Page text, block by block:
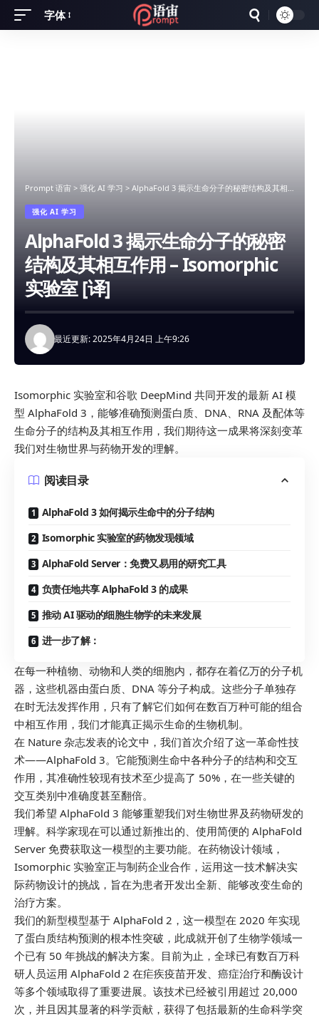
Font
字体
Prompt 语宙 > 强化 AI 学习 > AlphaFold 3 揭示生命分子的秘密结构及其相互作用 – Isomorphic 实验室 [译]
强化 AI 学习
AlphaFold 3 揭示生命分子的秘密
结构及其相互作用 – Isomorphic
实验室 [译]
最近更新: 2025年4月24日 上午9:26
Isomorphic 实验室和谷歌 DeepMind 共同开发的最新 AI 模
型 AlphaFold 3，能够准确预测蛋白质、DNA、RNA 及配体等
生命分子的结构及其相互作用，我们期待这一成果将深刻变革
我们对生物世界与药物开发的理解。
阅读目录
AlphaFold 3 如何揭示生命中的分子结构
Isomorphic 实验室的药物发现领域
AlphaFold Server：免费又易用的研究工具
负责任地共享 AlphaFold 3 的成果
推动 AI 驱动的细胞生物学的未来发展
进一步了解：
在每一种植物、动物和人类的细胞内，都存在着亿万的分子机
器，这些机器由蛋白质、DNA 等分子构成。这些分子单独存
在时无法发挥作用，只有了解它们如何在数百万种可能的组合
中相互作用，我们才能真正揭示生命的生物机制。
在 Nature 杂志发表的论文中，我们首次介绍了这一革命性技
术——AlphaFold 3。它能预测生命中各种分子的结构和交互
作用，其准确性较现有技术至少提高了 50%，在一些关键的
交互类别中准确度甚至翻倍。
我们希望 AlphaFold 3 能够重塑我们对生物世界及药物研发的
理解。科学家现在可以通过新推出的、使用简便的 AlphaFold
Server 免费获取这一模型的主要功能。在药物设计领域，
Isomorphic 实验室正与制药企业合作，运用这一技术解决实
际药物设计的挑战，旨在为患者开发出全新、能够改变生命的
治疗方案。
我们的新型模型基于 AlphaFold 2，这一模型在 2020 年实现
了蛋白质结构预测的根本性突破，此成就开创了生物学领域一
个已有 50 年挑战的解决方案。目前为止，全球已有数百万科
研人员运用 AlphaFold 2 在疟疾疫苗开发、癌症治疗和酶设计
等多个领域取得了重要进展。该技术已经被引用超过 20,000
次，并且因其显著的科学贡献，获得了包括最新的生命科学突